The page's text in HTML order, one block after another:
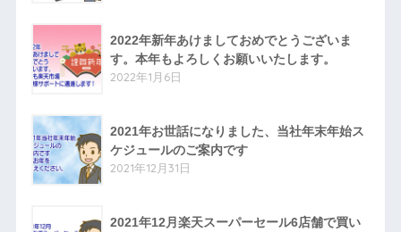
2022年新年あけましておめでとうございま
す。本年もよろしくお願いいたします。
2022年1月6日
2021年お世話になりました、当社年末年始ス
ケジュールのご案内です
2021年12月31日
2021年12月楽天スーパーセール6店舗で買い